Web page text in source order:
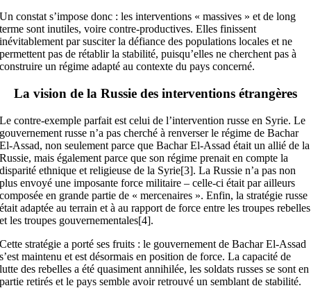
Un constat s’impose donc : les interventions « massives » et de long
terme sont inutiles, voire contre-productives. Elles finissent
inévitablement par susciter la défiance des populations locales et ne
permettent pas de rétablir la stabilité, puisqu’elles ne cherchent pas à
construire un régime adapté au contexte du pays concerné.
La vision de la Russie des interventions étrangères
Le contre-exemple parfait est celui de l’intervention russe en Syrie. Le
gouvernement russe n’a pas cherché à renverser le régime de Bachar
El-Assad, non seulement parce que Bachar El-Assad était un allié de la
Russie, mais également parce que son régime prenait en compte la
disparité ethnique et religieuse de la Syrie[3]. La Russie n’a pas non
plus envoyé une imposante force militaire – celle-ci était par ailleurs
composée en grande partie de « mercenaires ». Enfin, la stratégie russe
était adaptée au terrain et à au rapport de force entre les troupes rebelles
et les troupes gouvernementales[4].
Cette stratégie a porté ses fruits : le gouvernement de Bachar El-Assad
s’est maintenu et est désormais en position de force. La capacité de
lutte des rebelles a été quasiment annihilée, les soldats russes se sont en
partie retirés et le pays semble avoir retrouvé un semblant de stabilité.